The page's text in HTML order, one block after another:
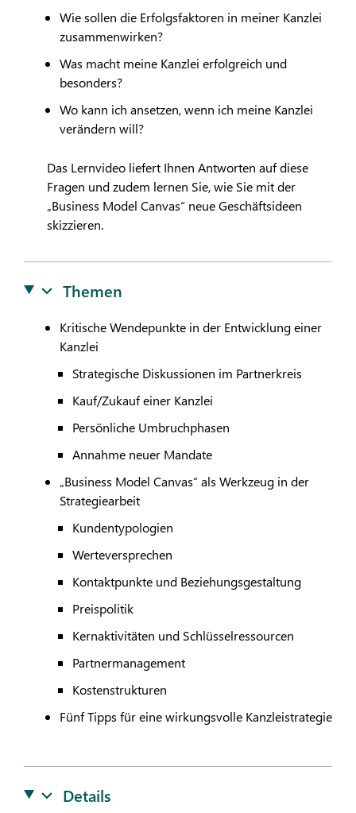
Wie sollen die Erfolgsfaktoren in meiner Kanzlei
zusammenwirken?
Was macht meine Kanzlei erfolgreich und
besonders?
Wo kann ich ansetzen, wenn ich meine Kanzlei
verändern will?
Das Lernvideo liefert Ihnen Antworten auf diese
Fragen und zudem lernen Sie, wie Sie mit der
„Business Model Canvas“ neue Geschäftsideen
skizzieren.
Themen
Kritische Wendepunkte in der Entwicklung einer
Kanzlei
Strategische Diskussionen im Partnerkreis
Kauf/Zukauf einer Kanzlei
Persönliche Umbruchphasen
Annahme neuer Mandate
„Business Model Canvas“ als Werkzeug in der
Strategiearbeit
Kundentypologien
Werteversprechen
Kontaktpunkte und Beziehungsgestaltung
Preispolitik
Kernaktivitäten und Schlüsselressourcen
Partnermanagement
Kostenstrukturen
Fünf Tipps für eine wirkungsvolle Kanzleistrategie
Details